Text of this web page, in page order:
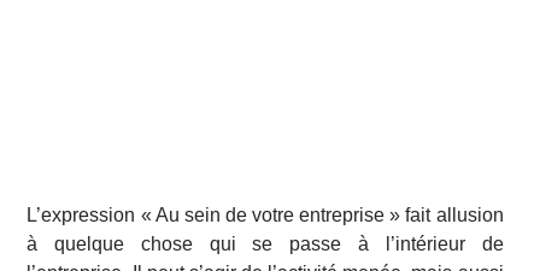
L’expression « Au sein de votre entreprise » fait allusion
à quelque chose qui se passe à l’intérieur de